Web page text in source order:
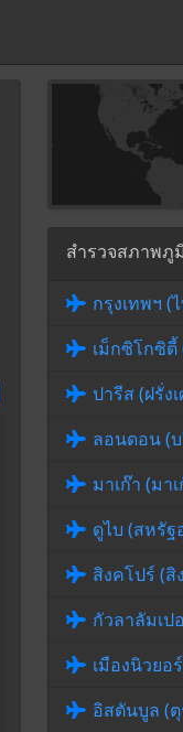
สำรวจสภาพภู
กรุงเทพฯ (
เม็กซิโกซิตี้
ปารีส (ฝรั่ง
ลอนดอน (
มาเก๊า (มา
ดูไบ (สหรัฐ
สิงคโปร์ (สิ
กัวลาลัมเป
เมืองนิวยอ
อิสตันบูล (